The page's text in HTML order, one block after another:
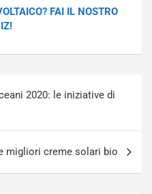
FAI IL NOSTRO
2020: le iniziative di
migliori creme solari bio